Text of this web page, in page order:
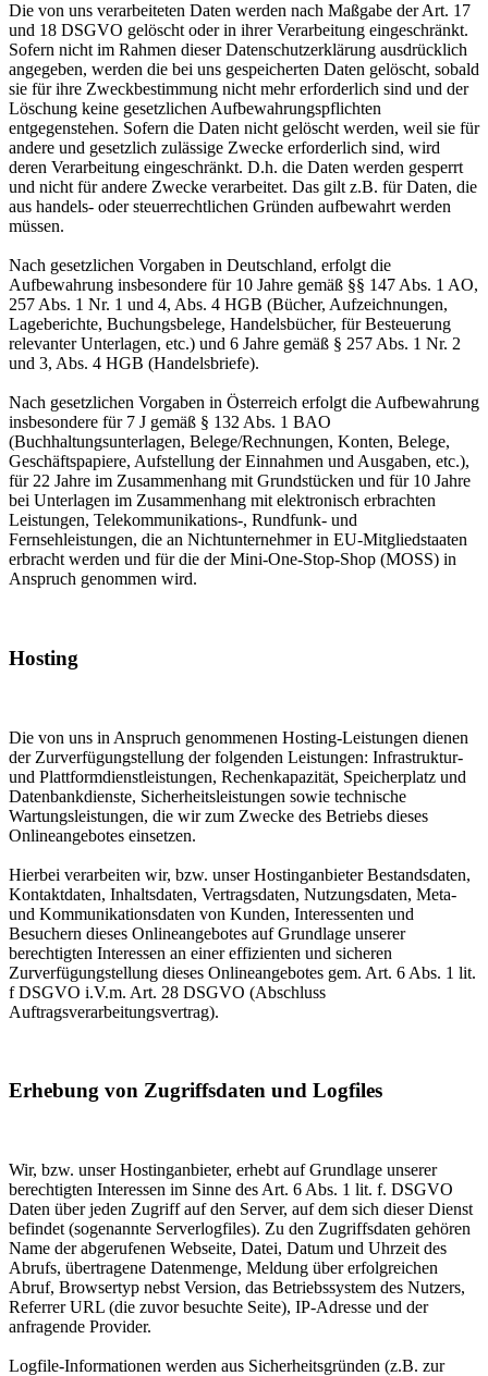
Die von uns verarbeiteten Daten werden nach Maßgabe der Art. 17
und 18 DSGVO gelöscht oder in ihrer Verarbeitung eingeschränkt.
Sofern nicht im Rahmen dieser Datenschutzerklärung ausdrücklich
angegeben, werden die bei uns gespeicherten Daten gelöscht, sobald
sie für ihre Zweckbestimmung nicht mehr erforderlich sind und der
Löschung keine gesetzlichen Aufbewahrungspflichten
entgegenstehen. Sofern die Daten nicht gelöscht werden, weil sie für
andere und gesetzlich zulässige Zwecke erforderlich sind, wird
deren Verarbeitung eingeschränkt. D.h. die Daten werden gesperrt
und nicht für andere Zwecke verarbeitet. Das gilt z.B. für Daten, die
aus handels- oder steuerrechtlichen Gründen aufbewahrt werden
müssen.
Nach gesetzlichen Vorgaben in Deutschland, erfolgt die
Aufbewahrung insbesondere für 10 Jahre gemäß §§ 147 Abs. 1 AO,
257 Abs. 1 Nr. 1 und 4, Abs. 4 HGB (Bücher, Aufzeichnungen,
Lageberichte, Buchungsbelege, Handelsbücher, für Besteuerung
relevanter Unterlagen, etc.) und 6 Jahre gemäß § 257 Abs. 1 Nr. 2
und 3, Abs. 4 HGB (Handelsbriefe).
Nach gesetzlichen Vorgaben in Österreich erfolgt die Aufbewahrung
insbesondere für 7 J gemäß § 132 Abs. 1 BAO
(Buchhaltungsunterlagen, Belege/Rechnungen, Konten, Belege,
Geschäftspapiere, Aufstellung der Einnahmen und Ausgaben, etc.),
für 22 Jahre im Zusammenhang mit Grundstücken und für 10 Jahre
bei Unterlagen im Zusammenhang mit elektronisch erbrachten
Leistungen, Telekommunikations-, Rundfunk- und
Fernsehleistungen, die an Nichtunternehmer in EU-Mitgliedstaaten
erbracht werden und für die der Mini-One-Stop-Shop (MOSS) in
Anspruch genommen wird.
Hosting
Die von uns in Anspruch genommenen Hosting-Leistungen dienen
der Zurverfügungstellung der folgenden Leistungen: Infrastruktur-
und Plattformdienstleistungen, Rechenkapazität, Speicherplatz und
Datenbankdienste, Sicherheitsleistungen sowie technische
Wartungsleistungen, die wir zum Zwecke des Betriebs dieses
Onlineangebotes einsetzen.
Hierbei verarbeiten wir, bzw. unser Hostinganbieter Bestandsdaten,
Kontaktdaten, Inhaltsdaten, Vertragsdaten, Nutzungsdaten, Meta-
und Kommunikationsdaten von Kunden, Interessenten und
Besuchern dieses Onlineangebotes auf Grundlage unserer
berechtigten Interessen an einer effizienten und sicheren
Zurverfügungstellung dieses Onlineangebotes gem. Art. 6 Abs. 1 lit.
f DSGVO i.V.m. Art. 28 DSGVO (Abschluss
Auftragsverarbeitungsvertrag).
Erhebung von Zugriffsdaten und Logfiles
Wir, bzw. unser Hostinganbieter, erhebt auf Grundlage unserer
berechtigten Interessen im Sinne des Art. 6 Abs. 1 lit. f. DSGVO
Daten über jeden Zugriff auf den Server, auf dem sich dieser Dienst
befindet (sogenannte Serverlogfiles). Zu den Zugriffsdaten gehören
Name der abgerufenen Webseite, Datei, Datum und Uhrzeit des
Abrufs, übertragene Datenmenge, Meldung über erfolgreichen
Abruf, Browsertyp nebst Version, das Betriebssystem des Nutzers,
Referrer URL (die zuvor besuchte Seite), IP-Adresse und der
anfragende Provider.
Logfile-Informationen werden aus Sicherheitsgründen (z.B. zur